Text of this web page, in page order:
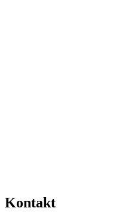
Kontakt